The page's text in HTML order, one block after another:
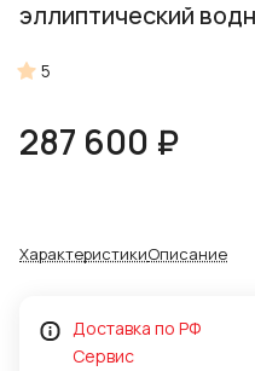
эллиптический
5
287 600 ₽
ХарактеристикиОписание
Доставка по РФ
Сервис